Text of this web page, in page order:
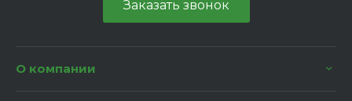
Заказать звонок
О компании